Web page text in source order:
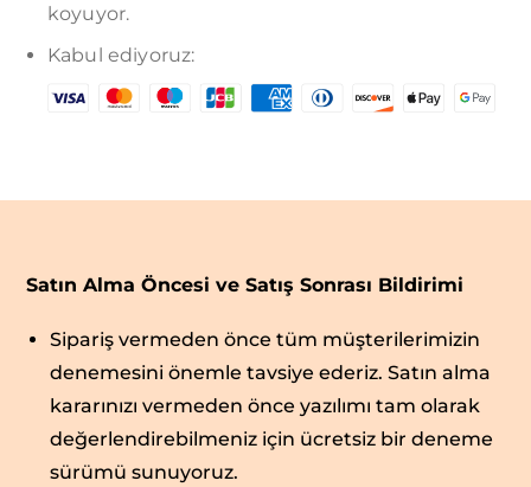
koyuyor.
Kabul ediyoruz:
Satın Alma Öncesi ve Satış Sonrası Bildirimi
Sipariş vermeden önce tüm müşterilerimizin
denemesini önemle tavsiye ederiz. Satın alma
kararınızı vermeden önce yazılımı tam olarak
değerlendirebilmeniz için ücretsiz bir deneme
sürümü sunuyoruz.